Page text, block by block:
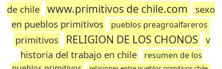
de chile www.primitivos de chile.com
sexo
en pueblos primitivos
pueblos preagroalfareros
primitivos RELIGION DE LOS CHONOS
v
historia del trabajo en chile
resumen de los